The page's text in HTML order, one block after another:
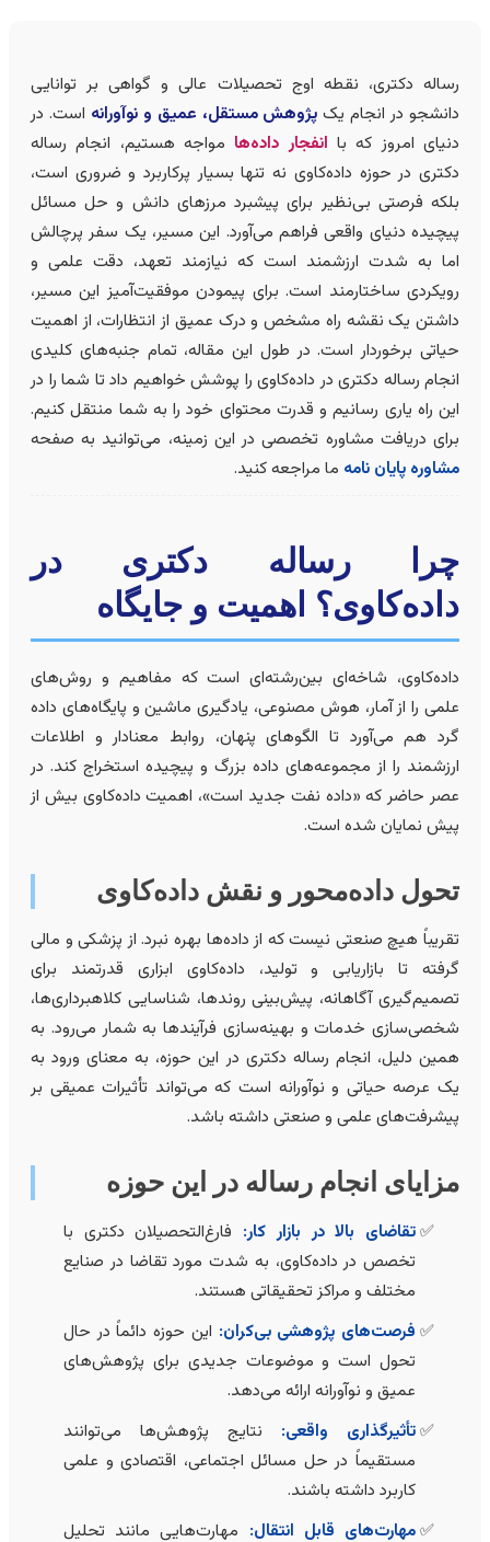
دکتری، نقطه اوج تحصیلات عالی و گواهی بر توانایی
در انجام یکپژوهش مستقل، عمیق و نوآورانهاست. در
امروز که باانفجار داده‌هامواجه هستیم، انجام رساله
در حوزه داده‌کاوی نه تنها بسیار پرکاربرد و ضروری است،
فرصتی بی‌نظیر برای پیشبرد مرزهای دانش و حل مسائل
دنیای واقعی فراهم می‌آورد. این مسیر، یک سفر پرچالش
به شدت ارزشمند است که نیازمند تعهد، دقت علمی و
ساختارمند است. برای پیمودن موفقیت‌آمیز این مسیر،
یک نقشه راه مشخص و درک عمیق از انتظارات، از اهمیت
برخوردار است. در طول این مقاله، تمام جنبه‌های کلیدی
رساله دکتری در داده‌کاوی را پوشش خواهیم داد تا شما را در
راه یاری رسانیم و قدرت محتوای خود را به شما منتقل کنیم.
دریافت مشاوره تخصصی در این زمینه، می‌توانید به صفحه
پایان نامهما مراجعه کنید.
رساله دکتری در
اهمیت و جایگاه
شاخه‌ای بین‌رشته‌ای است که مفاهیم و روش‌های
را از آمار، هوش مصنوعی، یادگیری ماشین و پایگاه‌های داده
هم می‌آورد تا الگوهای پنهان، روابط معنادار و اطلاعات
را از مجموعه‌های داده بزرگ و پیچیده استخراج کند. در
حاضر که «داده نفت جدید است»، اهمیت داده‌کاوی بیش از
نمایان شده است.
داده‌محور و نقش داده‌کاوی
هیچ صنعتی نیست که از داده‌ها بهره نبرد. از پزشکی و مالی
تا بازاریابی و تولید، داده‌کاوی ابزاری قدرتمند برای
آگاهانه، پیش‌بینی روندها، شناسایی کلاهبرداری‌ها،
خدمات و بهینه‌سازی فرآیندها به شمار می‌رود. به
دلیل، انجام رساله دکتری در این حوزه، به معنای ورود به
عرصه حیاتی و نوآورانه است که می‌تواند تأثیرات عمیقی بر
علمی و صنعتی داشته باشد.
انجام رساله در این حوزه
تقاضای بالا در بازار کار:فارغ‌التحصیلان دکتری با
تخصص در داده‌کاوی، به شدت مورد تقاضا در صنایع
مختلف و مراکز تحقیقاتی هستند.
فرصت‌های پژوهشی بی‌کران:این حوزه دائماً در حال
تحول است و موضوعات جدیدی برای پژوهش‌های
عمیق و نوآورانه ارائه می‌دهد.
تأثیرگذاری واقعی:نتایج پژوهش‌ها می‌توانند
مستقیماً در حل مسائل اجتماعی، اقتصادی و علمی
کاربرد داشته باشند.
مهارت‌های قابل انتقال:مهارت‌هایی مانند تحلیل